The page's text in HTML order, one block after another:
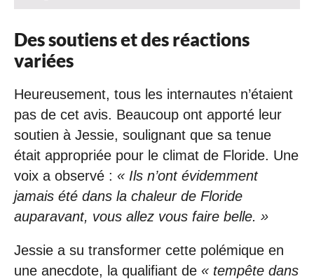
Des soutiens et des réactions
variées
Heureusement, tous les internautes n’étaient
pas de cet avis. Beaucoup ont apporté leur
soutien à Jessie, soulignant que sa tenue
était appropriée pour le climat de Floride. Une
voix a observé : « Ils n’ont évidemment
jamais été dans la chaleur de Floride
auparavant, vous allez vous faire belle. »
Jessie a su transformer cette polémique en
une anecdote, la qualifiant de « tempête dans